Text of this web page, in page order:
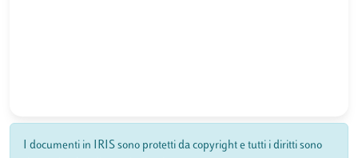
I documenti in IRIS sono protetti da copyright e tutti i diritti sono